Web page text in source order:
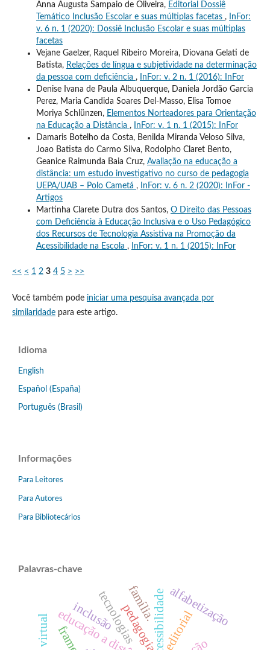
Anna Augusta Sampaio de Oliveira, Editorial Dossiê
Temático Inclusão Escolar e suas múltiplas facetas ,
InFor:
v. 6 n. 1 (2020): Dossiê Inclusão Escolar e suas múltiplas
facetas
Vejane Gaelzer, Raquel Ribeiro Moreira, Diovana Gelati de
Batista, Relações de língua e subjetividade na determinação
da pessoa com deficiência ,
InFor: v. 2 n. 1 (2016): InFor
Denise Ivana de Paula Albuquerque, Daniela Jordão Garcia
Perez, Maria Candida Soares Del-Masso, Elisa Tomoe
Moriya Schlünzen, Elementos Norteadores para Orientação
na Educação a Distância ,
InFor: v. 1 n. 1 (2015): InFor
Damaris Botelho da Costa, Benilda Miranda Veloso Silva,
Joao Batista do Carmo Silva, Rodolpho Claret Bento,
Geanice Raimunda Baia Cruz, Avaliação na educação a
distância: um estudo investigativo no curso de pedagogia
UEPA/UAB – Polo Cametá ,
InFor: v. 6 n. 2 (2020): InFor -
Artigos
Martinha Clarete Dutra dos Santos, O Direito das Pessoas
com Deficiência à Educação Inclusiva e o Uso Pedagógico
dos Recursos de Tecnologia Assistiva na Promoção da
Acessibilidade na Escola , InFor: v. 1 n. 1 (2015): InFor
<< < 1 2 3 4 5 > >>
Você também pode iniciar uma pesquisa avançada por
similaridadepara este artigo.
Idioma
English
Español (España)
Português (Brasil)
Informações
Para Leitores
Para Autores
Para Bibliotecários
Palavras-chave
acessibilidade
tecnologiaspedagogiaeditorial
família. alfabetização
inclusão